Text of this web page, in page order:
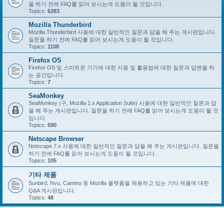
을 하기 전에 FAQ를 읽어 보시는게 도움이 될 것입니다.
Topics: 6283
Mozilla Thunderbird
Mozilla Thunderbird 사용에 대한 일반적인 질문과 답을 해 주는 게시판입니다.
질문을 하기 전에 FAQ를 읽어 보시는게 도움이 될 것입니다.
Topics: 1108
Firefox OS
Firefox OS 및 스마트폰 기기에 대한 사용 및 활용법에 대한 질문과 답변을 하
는 공간입니다.
Topics: 7
SeaMonkey
SeaMonkey (구, Mozilla 1.x Application Suite) 사용에 대한 일반적인 질문과 답
을 해 주는 게시판입니다. 질문을 하기 전에 FAQ를 읽어 보시는게 도움이 될 것
입니다.
Topics: 590
Netscape Browser
Netscape 7.x 사용에 대한 일반적인 질문과 답을 해 주는 게시판입니다. 질문을
하기 전에 FAQ를 읽어 보시는게 도움이 될 것입니다.
Topics: 105
기타 제품
Sunbird, Nvu, Camino 등 Mozilla 플랫폼을 채용하고 있는 기타 제품에 대한
Q&A 게시판입니다.
Topics: 48